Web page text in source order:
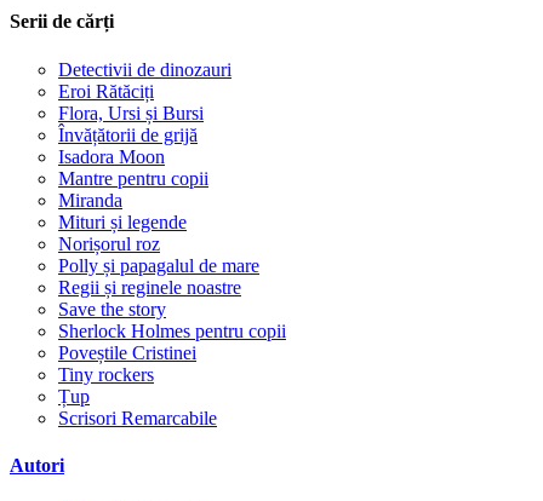
Serii de cărți
Detectivii de dinozauri
Eroi Rătăciți
Flora, Ursi și Bursi
Învățătorii de grijă
Isadora Moon
Mantre pentru copii
Miranda
Mituri și legende
Norișorul roz
Polly și papagalul de mare
Regii și reginele noastre
Save the story
Sherlock Holmes pentru copii
Poveștile Cristinei
Tiny rockers
Țup
Scrisori Remarcabile
Autori